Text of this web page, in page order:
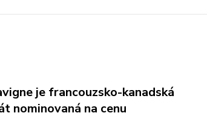
je francouzsko-kanadská
nominovaná na cenu